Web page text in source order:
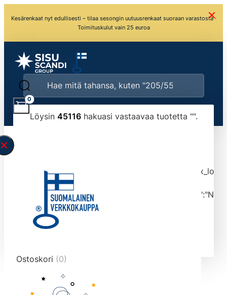
Kesärenkaat nyt edullisesti – tilaa sesongin uutuusrenkaat suoraan varastosta ·
Toimituskulut vain 25 euroa
Löysin 45116hakuasi vastaavaa tuotetta "".
typed the search query correctly.<br>Currently
tmlmvi","meta_query":
data-original-query-vars="[]" data-page="1"
data-max-pages="4512" data-start="1" data-
end="10">
0
Ostoskori (0)